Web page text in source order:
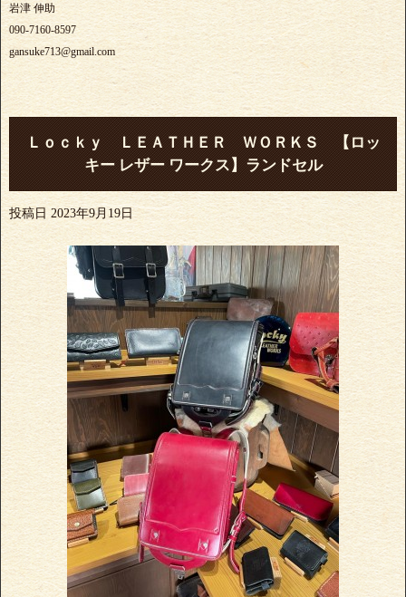
岩津 伸助
090-7160-8597
gansuke713@gmail.com
Ｌｏｃｋｙ ＬＥＡＴＨＥＲ ＷＯＲＫＳ 【ロッ
キー レザー ワークス】ランドセル
投稿日 2023年9月19日